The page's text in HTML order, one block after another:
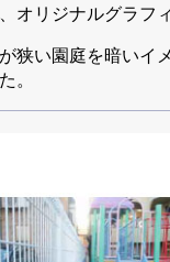
オリジナルグラフ
狭い園庭を暗いイ
。